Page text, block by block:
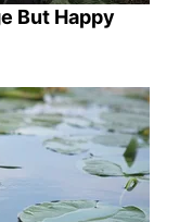
But Happy